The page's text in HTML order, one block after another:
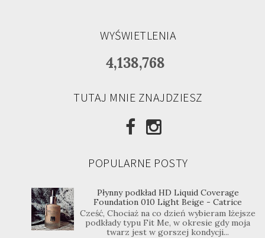
WYŚWIETLENIA
4,138,768
TUTAJ MNIE ZNAJDZIESZ
POPULARNE POSTY
Płynny podkład HD Liquid Coverage
Foundation 010 Light Beige - Catrice
Cześć, Chociaż na co dzień wybieram lżejsze
podkłady typu Fit Me, w okresie gdy moja
twarz jest w gorszej kondycji...